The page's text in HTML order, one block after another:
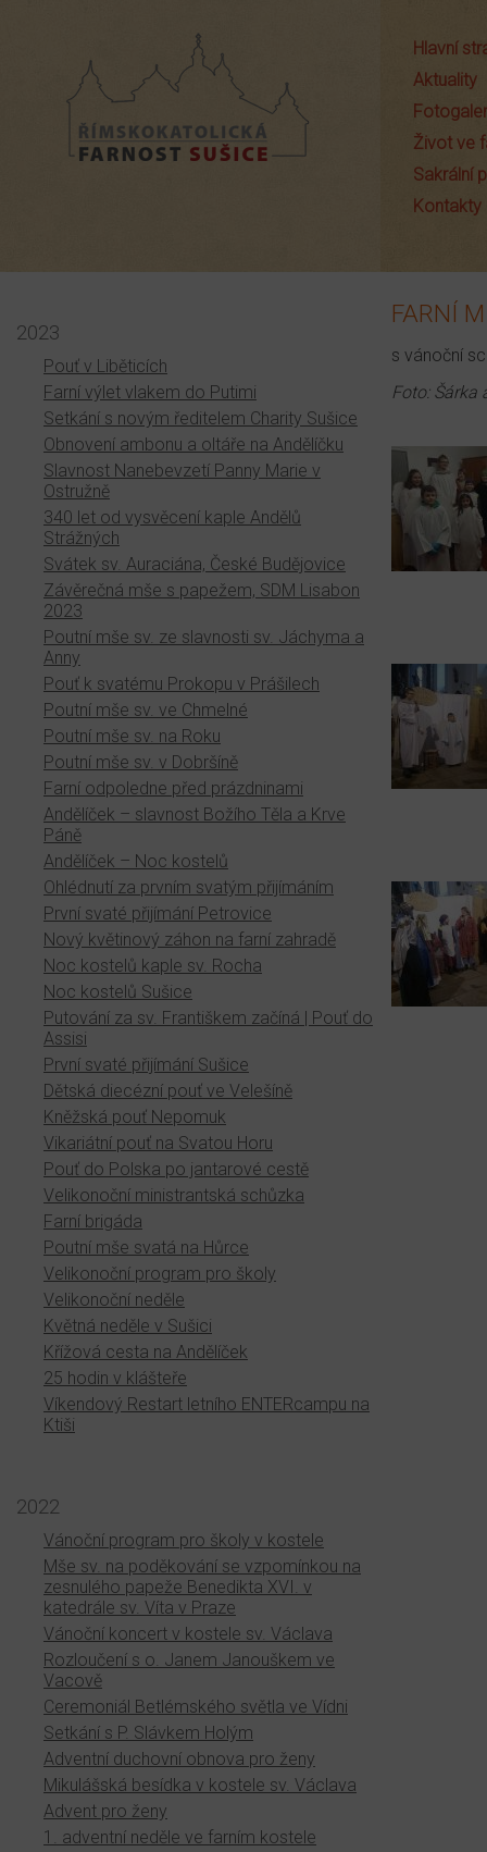
Hlavní
Aktuality
Život ve
Sakrální
Kontakty
FARNÍ
s vánoční
Foto: Šárka
2023
Pouť v Liběticích
Farní výlet vlakem do Putimi
Setkání s novým ředitelem Charity Sušice
Obnovení ambonu a oltáře na Andělíčku
Slavnost Nanebevzetí Panny Marie v
Ostružně
340 let od vysvěcení kaple Andělů
Strážných
Svátek sv. Auraciána, České Budějovice
Závěrečná mše s papežem, SDM Lisabon
2023
Poutní mše sv. ze slavnosti sv. Jáchyma a
Anny
Pouť k svatému Prokopu v Prášilech
Poutní mše sv. ve Chmelné
Poutní mše sv. na Roku
Poutní mše sv. v Dobršíně
Farní odpoledne před prázdninami
Andělíček – slavnost Božího Těla a Krve
Páně
Andělíček – Noc kostelů
Ohlédnutí za prvním svatým přijímáním
První svaté přijímání Petrovice
Nový květinový záhon na farní zahradě
Noc kostelů kaple sv. Rocha
Noc kostelů Sušice
Putování za sv. Františkem začíná | Pouť do
Assisi
První svaté přijímání Sušice
Dětská diecézní pouť ve Velešíně
Kněžská pouť Nepomuk
Vikariátní pouť na Svatou Horu
Pouť do Polska po jantarové cestě
Velikonoční ministrantská schůzka
Farní brigáda
Poutní mše svatá na Hůrce
Velikonoční program pro školy
Velikonoční neděle
Květná neděle v Sušici
Křížová cesta na Andělíček
25 hodin v klášteře
Víkendový Restart letního ENTERcampu na
Ktiši
2022
Vánoční program pro školy v kostele
Mše sv. na poděkování se vzpomínkou na
zesnulého papeže Benedikta XVI. v
katedrále sv. Víta v Praze
Vánoční koncert v kostele sv. Václava
Rozloučení s o. Janem Janouškem ve
Vacově
Ceremoniál Betlémského světla ve Vídni
Setkání s P. Slávkem Holým
Adventní duchovní obnova pro ženy
Mikulášská besídka v kostele sv. Václava
Advent pro ženy
1. adventní neděle ve farním kostele